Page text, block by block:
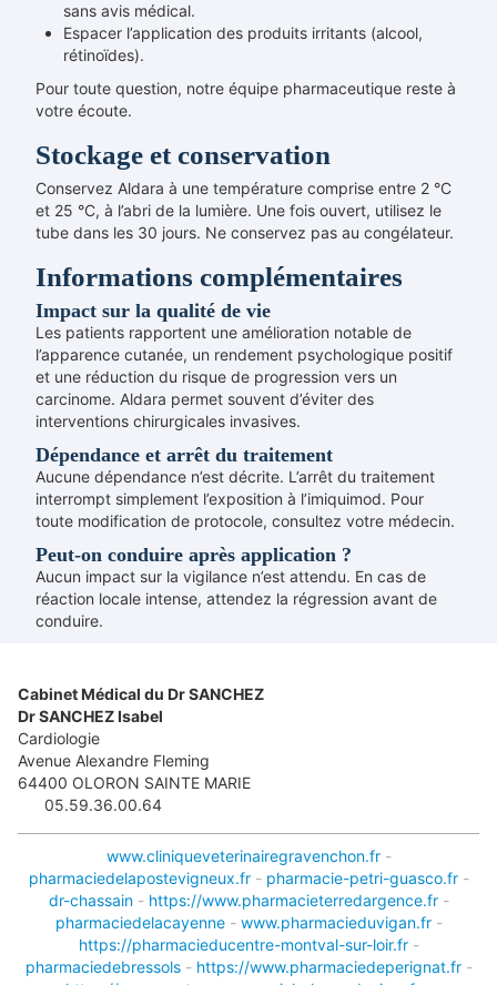
sans avis médical.
Espacer l’application des produits irritants (alcool,
rétinoïdes).
Pour toute question, notre équipe pharmaceutique reste à
votre écoute.
Stockage et conservation
Conservez Aldara à une température comprise entre 2 °C
et 25 °C, à l’abri de la lumière. Une fois ouvert, utilisez le
tube dans les 30 jours. Ne conservez pas au congélateur.
Informations complémentaires
Impact sur la qualité de vie
Les patients rapportent une amélioration notable de
l’apparence cutanée, un rendement psychologique positif
et une réduction du risque de progression vers un
carcinome. Aldara permet souvent d’éviter des
interventions chirurgicales invasives.
Dépendance et arrêt du traitement
Aucune dépendance n’est décrite. L’arrêt du traitement
interrompt simplement l’exposition à l’imiquimod. Pour
toute modification de protocole, consultez votre médecin.
Peut-on conduire après application ?
Aucun impact sur la vigilance n’est attendu. En cas de
réaction locale intense, attendez la régression avant de
conduire.
Cabinet Médical du Dr SANCHEZ
Dr SANCHEZ Isabel
Cardiologie
Avenue Alexandre Fleming
64400 OLORON SAINTE MARIE
05.59.36.00.64
www.cliniqueveterinairegravenchon.fr-
pharmaciedelapostevigneux.fr- pharmacie-petri-guasco.fr-
dr-chassain- https://www.pharmacieterredargence.fr-
pharmaciedelacayenne- www.pharmacieduvigan.fr-
https://pharmacieducentre-montval-sur-loir.fr-
pharmaciedebressols- https://www.pharmaciedeperignat.fr-